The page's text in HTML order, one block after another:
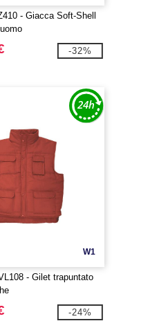
- Giacca Soft-Shell
-32%
W1
- Gilet trapuntato
-24%